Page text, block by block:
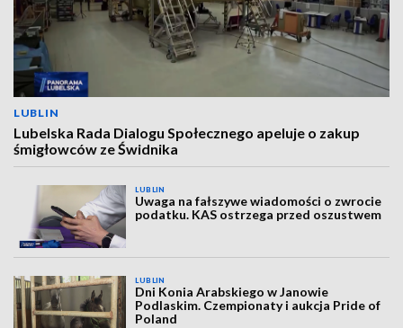
LUBLIN
Lubelska Rada Dialogu Społecznego apeluje o zakup
śmigłowców ze Świdnika
LUBLIN
Uwaga na fałszywe wiadomości o zwrocie
podatku. KAS ostrzega przed oszustwem
LUBLIN
Dni Konia Arabskiego w Janowie
Podlaskim. Czempionaty i aukcja Pride of
Poland